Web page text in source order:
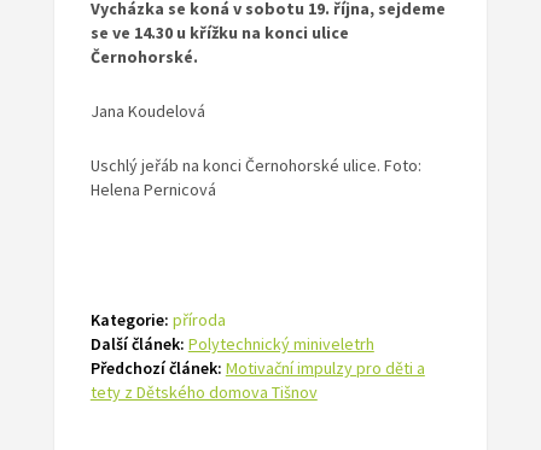
Vycházka se koná v sobotu 19. října, sejdeme
se ve 14.30 u křížku na konci ulice
Černohorské.
Jana Koudelová
Uschlý jeřáb na konci Černohorské ulice. Foto:
Helena Pernicová
Kategorie: příroda
Další článek: Polytechnický miniveletrh
Předchozí článek: Motivační impulzy pro děti a
tety z Dětského domova Tišnov